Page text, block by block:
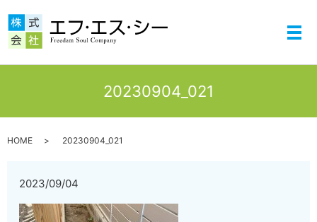
メ
20230904_021
HOME 20230904_021
2023/09/04